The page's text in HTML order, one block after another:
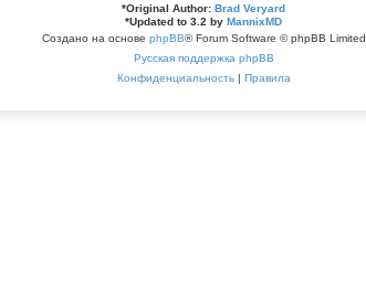
*Original Author: Brad Veryard
*Updated to 3.2 by MannixMD
Создано на основе phpBB® Forum Software © phpBB Limited
Русская поддержка phpBB
Конфиденциальность| Правила